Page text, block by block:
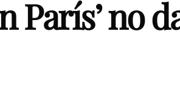
París’ no